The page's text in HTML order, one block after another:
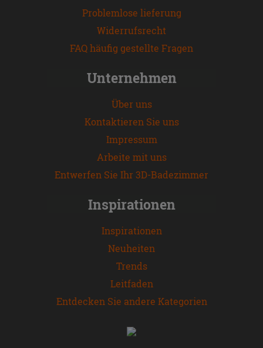
Problemlose lieferung
Widerrufsrecht
FAQ häufig gestellte Fragen
Unternehmen
Über uns
Kontaktieren Sie uns
Impressum
Arbeite mit uns
Entwerfen Sie Ihr 3D-Badezimmer
Inspirationen
Inspirationen
Neuheiten
Trends
Leitfaden
Entdecken Sie andere Kategorien